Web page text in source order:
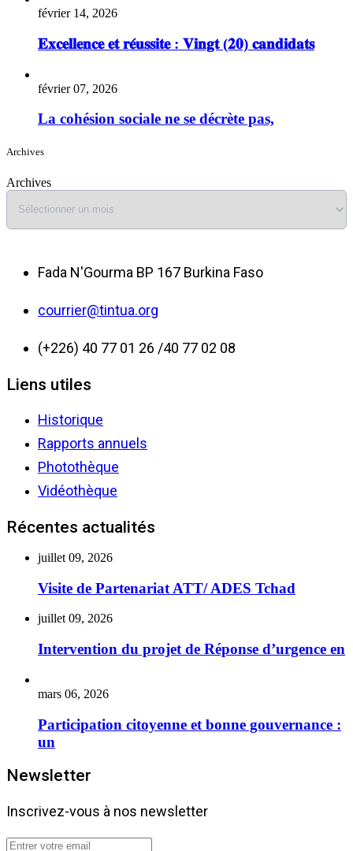
février 14, 2026
𝐄𝐱𝐜𝐞𝐥𝐥𝐞𝐧𝐜𝐞 𝐞𝐭 𝐫𝐞́𝐮𝐬𝐬𝐢𝐭𝐞 : 𝐕𝐢𝐧𝐠𝐭 (𝟐𝟎) 𝐜𝐚𝐧𝐝𝐢𝐝𝐚𝐭𝐬
février 07, 2026
La cohésion sociale ne se décrète pas,
Archives
Archives
Fada N'Gourma BP 167 Burkina Faso
courrier@tintua.org
(+226) 40 77 01 26 /40 77 02 08
Liens utiles
Historique
Rapports annuels
Photothèque
Vidéothèque
Récentes actualités
juillet 09, 2026
Visite de Partenariat ATT/ ADES Tchad
juillet 09, 2026
Intervention du projet de Réponse d’urgence en
mars 06, 2026
Participation citoyenne et bonne gouvernance :
un
Newsletter
Inscrivez-vous à nos newsletter